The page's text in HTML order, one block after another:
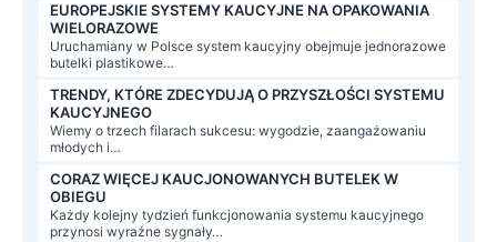
EUROPEJSKIE SYSTEMY KAUCYJNE NA OPAKOWANIA
WIELORAZOWE
Uruchamiany w Polsce system kaucyjny obejmuje jednorazowe
butelki plastikowe…
TRENDY, KTÓRE ZDECYDUJĄ O PRZYSZŁOŚCI SYSTEMU
KAUCYJNEGO
Wiemy o trzech filarach sukcesu: wygodzie, zaangażowaniu
młodych i…
CORAZ WIĘCEJ KAUCJONOWANYCH BUTELEK W
OBIEGU
Każdy kolejny tydzień funkcjonowania systemu kaucyjnego
przynosi wyraźne sygnały…